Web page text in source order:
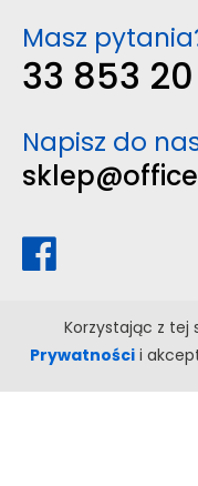
Masz
33 853
Napisz do
Korzystając z tej
Prywatnościi